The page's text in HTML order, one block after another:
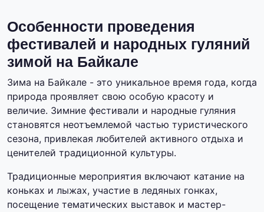
Особенности проведения
фестивалей и народных гуляний
зимой на Байкале
Зима на Байкале - это уникальное время года, когда
природа проявляет свою особую красоту и
величие. Зимние фестивали и народные гуляния
становятся неотъемлемой частью туристического
сезона, привлекая любителей активного отдыха и
ценителей традиционной культуры.
Традиционные мероприятия включают катание на
коньках и лыжах, участие в ледяных гонках,
посещение тематических выставок и мастер-